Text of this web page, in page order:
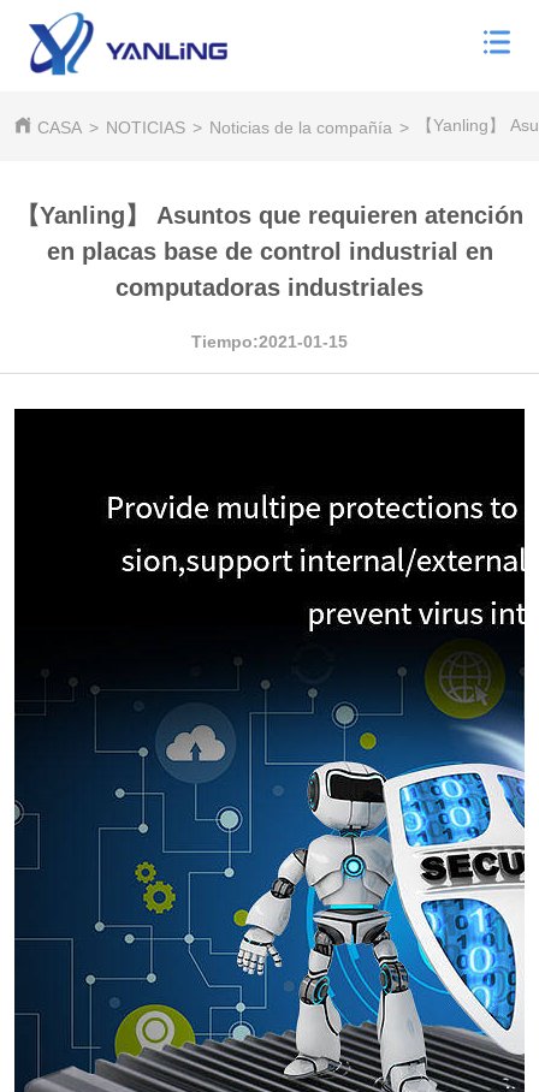
CASA > NOTICIAS > Noticias de la compañía > 【Yanling】
【Yanling】 Asuntos que requieren atención
en placas base de control industrial en
computadoras industriales
Tiempo:2021-01-15